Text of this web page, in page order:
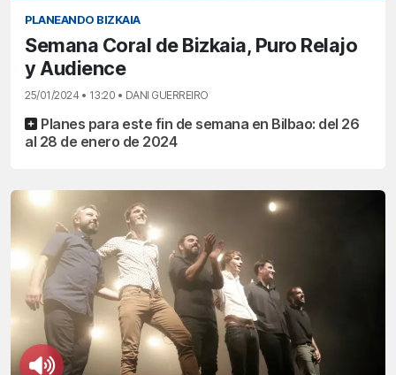
PLANEANDO BIZKAIA
Semana Coral de Bizkaia, Puro Relajo
y Audience
25/01/2024 • 13:20 • DANI GUERREIRO
Planes para este fin de semana en Bilbao: del 26
al 28 de enero de 2024